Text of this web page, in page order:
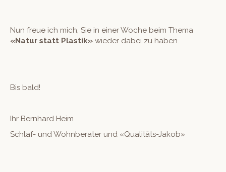
Nun freue ich mich, Sie in ein­er Woche beim The­ma
«Natur statt Plas­tik» wieder dabei zu haben.
Bis bald!
Ihr Bern­hard Heim
Schlaf- und Wohn­ber­ater und «Qual­itäts-Jakob»